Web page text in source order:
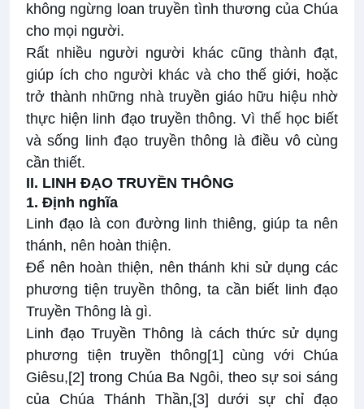
không ngừng loan truyền tình thương của Chúa
cho mọi người.
Rất nhiều người người khác cũng thành đạt,
giúp ích cho người khác và cho thế giới, hoặc
trở thành những nhà truyền giáo hữu hiệu nhờ
thực hiện linh đạo truyền thông. Vì thế học biết
và sống linh đạo truyền thông là điều vô cùng
cần thiết.
II. LINH ĐẠO TRUYỀN THÔNG
1. Định nghĩa
Linh đạo là con đường linh thiêng, giúp ta nên
thánh, nên hoàn thiện.
Để nên hoàn thiện, nên thánh khi sử dụng các
phương tiện truyền thông, ta cần biết linh đạo
Truyền Thông là gì.
Linh đạo Truyền Thông là cách thức sử dụng
phương tiện truyền thông[1] cùng với Chúa
Giêsu,[2] trong Chúa Ba Ngôi, theo sự soi sáng
của Chúa Thánh Thần,[3] dưới sự chỉ đạo